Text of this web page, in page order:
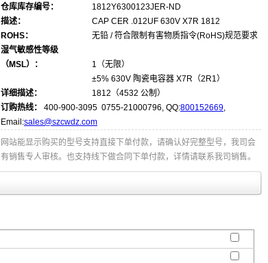
仓库库存编号：
1812Y6300123JER-ND
描述：
CAP CER .012UF 630V X7R 1812
ROHS：
无铅 / 符合限制有害物质指令(RoHS)规范要求
湿气敏感性等级
（MSL）：
1（无限）
详细描述：
±5% 630V 陶瓷电容器 X7R（2R1）
1812（4532 公制）
订购热线：
400-900-3095 0755-21000796, QQ:800152669,
Email:sales@szcwdz.com
网站能显示购买的型号支持直接下单付款，请确认好完整型号，我司会
有销售专人审核。也支持线下做合同下单付款，详情请联系我司销售。